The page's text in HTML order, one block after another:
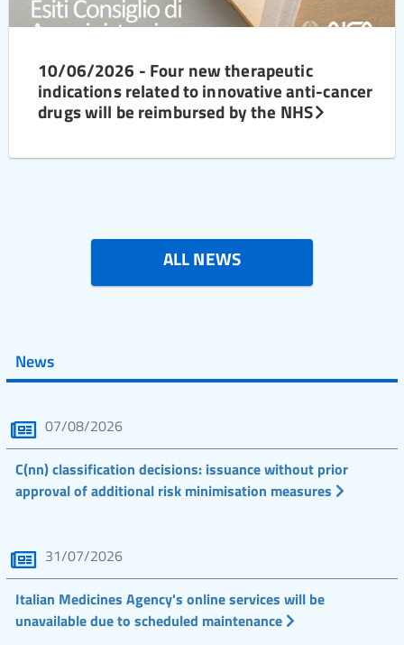
10/06/2026 - Four new therapeutic
indications related to innovative anti-cancer
drugs will be reimbursed by the NHS
ALL NEWS
News
07/08/2026
C(nn) classification decisions: issuance without prior
approval of additional risk minimisation measures
31/07/2026
Italian Medicines Agency's online services will be
unavailable due to scheduled maintenance